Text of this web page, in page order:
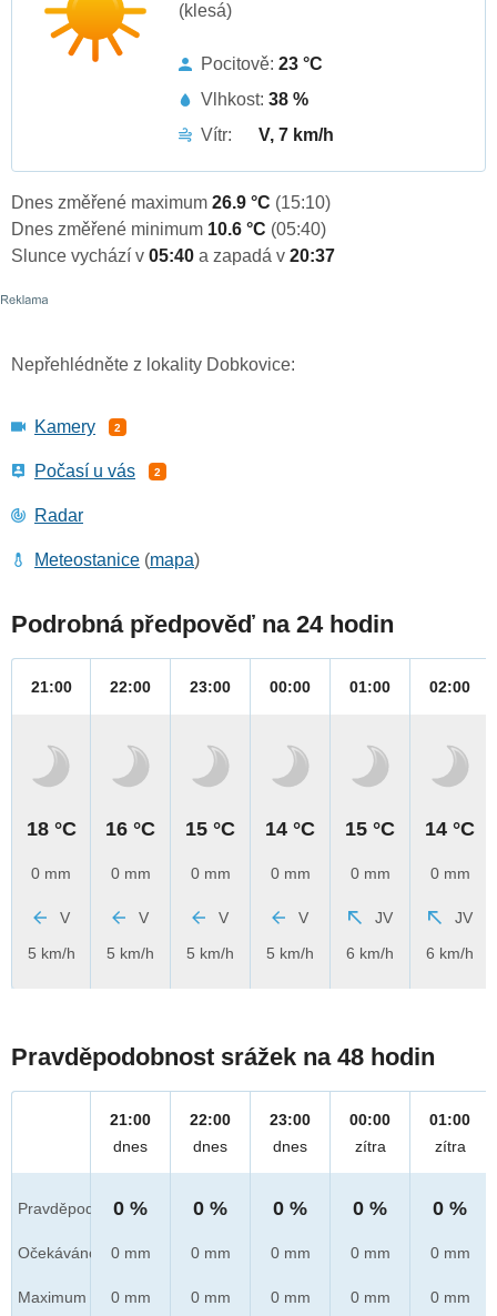
(klesá)
Pocitově: 23 °C
Vlhkost: 38 %
Vítr:
V, 7 km/h
Dnes změřené maximum 26.9 °C (15:10)
Dnes změřené minimum 10.6 °C (05:40)
Slunce vychází v 05:40 a zapadá v 20:37
Nepřehlédněte z lokality Dobkovice:
Kamery 2
Počasí u vás 2
Radar
Meteostanice (mapa)
Podrobná předpověď na 24 hodin
21:00
18 °C
0 mm
V
5 km/h
22:00
16 °C
0 mm
V
5 km/h
23:00
15 °C
0 mm
V
5 km/h
00:00
14 °C
0 mm
V
5 km/h
01:00
15 °C
0 mm
JV
6 km/h
02:00
14 °C
0 mm
JV
6 km/h
Pravděpodobnost srážek na 48 hodin
Pravděpod.
Očekáváno
Maximum
21:00
dnes
0 %
0 mm
0 mm
22:00
dnes
0 %
0 mm
0 mm
23:00
dnes
0 %
0 mm
0 mm
00:00
zítra
0 %
0 mm
0 mm
01:00
zítra
0 %
0 mm
0 mm